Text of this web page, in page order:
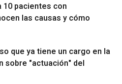
10 pacientes con
las causas y cómo
que ya tiene un cargo en la
sobre "actuación" del